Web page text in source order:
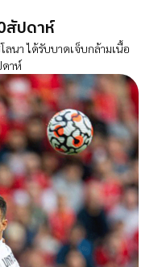
สัปดาห์
ลนา ได้รับบาดเจ็บกล้ามเนื้อ
ดาห์